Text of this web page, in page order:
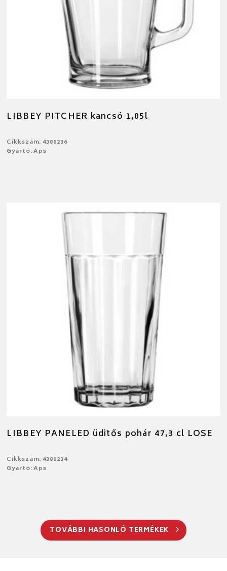
LIBBEY PITCHER kancsó 1,05l
Cikkszám: 4380236
Gyártó: Aps
LIBBEY PANELED üditős pohár 47,3 cl LOSE
Cikkszám: 4380234
Gyártó: Aps
TOVÁBBI HASONLÓ TERMÉKEK